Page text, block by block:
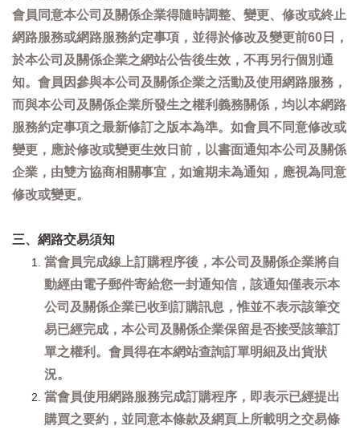
會員同意本公司及關係企業得隨時調整、變更、修改或終止
網路服務或網路服務約定事項，並得於修改及變更前60日，
於本公司及關係企業之網站公告後生效，不再另行個別通
知。會員因參與本公司及關係企業之活動及使用網路服務，
而與本公司及關係企業所發生之權利義務關係，均以本網路
服務約定事項之最新修訂之版本為準。如會員不同意修改或
變更，應於修改或變更生效日前，以書面通知本公司及關係
企業，由雙方協商相關事宜，如逾期未為通知，應視為同意
修改或變更。
三、網路交易須知
當會員完成線上訂購程序後，本公司及關係企業將自
動經由電子郵件寄給您一封通知信，該通知僅表示本
公司及關係企業已收到訂購訊息，惟並不表示該筆交
易已經完成，本公司及關係企業保留是否接受該筆訂
單之權利。會員得在本網站查詢訂單明細及出貨狀
況。
當會員使用網路服務完成訂購程序，即表示已經提出
購買之要約，並同意本條款及網頁上所載明之交易條